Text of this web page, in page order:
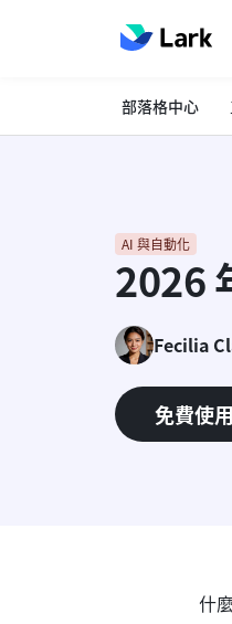
部落格中心
AI 與自動化
2026
Fecilia
免費使
什